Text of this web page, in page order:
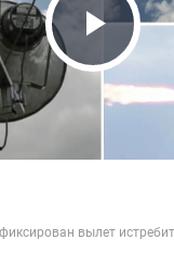
Play